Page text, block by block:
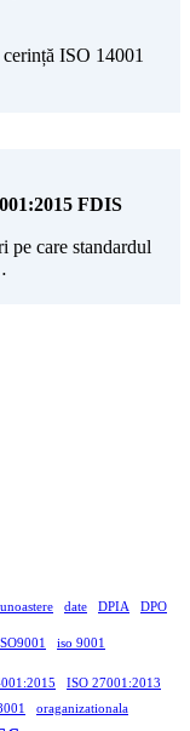
ISO 14001
FDIS
pe care standardul
date DPIA DPO
iso 9001
ISO 27001:2013
oraganizationala